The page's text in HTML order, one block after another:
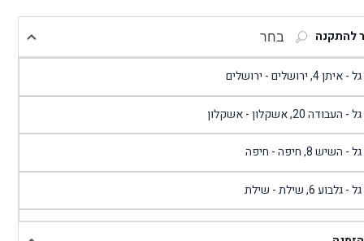
להתקנה בחר
4, ירושלים - ירושלים
העבודה 20, אשקלון - אשקלון
- השיש 8, חיפה - חיפה
- גלבוע 6, שילת - שילת
- פוריידיס, כניסה צפונית מול כביש 4 - פרדיס